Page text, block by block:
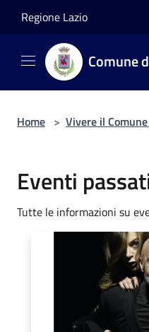
Regione Lazio
Comune
Home > Vivere il Comune
Eventi
Tutte le informazioni su